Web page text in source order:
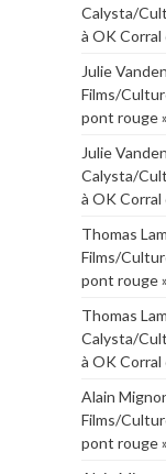
Calysta/
à OK Corral
Julie
Films/
pont rouge
Julie
Calysta/
à OK Corral
Thomas
Films/
pont rouge
Thomas
Calysta/
à OK Corral
Alain
Films/
pont rouge